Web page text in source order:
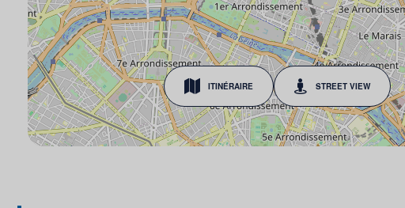
ITINÉRAIRE STREET VIEW